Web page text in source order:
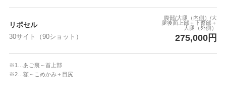
リポセル
30サイト（90ショット）
腹部/大腿（内側）/大
腿後面上部＋下臀部＋
大腿（外側）
275,000円
※1…あご裏～首上部
※2…額～こめかみ＋目尻